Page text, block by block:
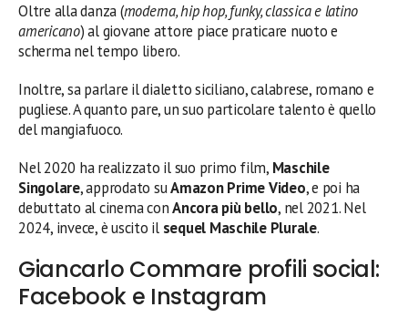
Oltre alla danza (moderna, hip hop, funky, classica e latino
americano) al giovane attore piace praticare nuoto e
scherma nel tempo libero.
Inoltre, sa parlare il dialetto siciliano, calabrese, romano e
pugliese. A quanto pare, un suo particolare talento è quello
del mangiafuoco.
Nel 2020 ha realizzato il suo primo film, Maschile
Singolare, approdato suAmazon Prime Video, e poi ha
debuttato al cinema conAncora più bello, nel 2021. Nel
2024, invece, è uscito il sequel Maschile Plurale.
Giancarlo Commare profili social:
Facebook e Instagram